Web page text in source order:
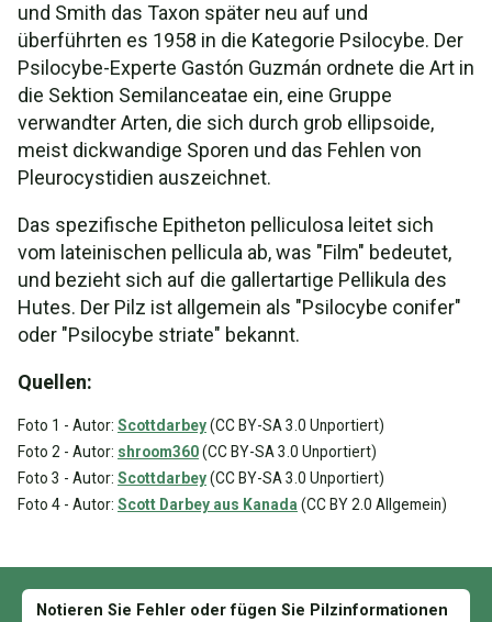
und Smith das Taxon später neu auf und
überführten es 1958 in die Kategorie Psilocybe. Der
Psilocybe-Experte Gastón Guzmán ordnete die Art in
die Sektion Semilanceatae ein, eine Gruppe
verwandter Arten, die sich durch grob ellipsoide,
meist dickwandige Sporen und das Fehlen von
Pleurocystidien auszeichnet.
Das spezifische Epitheton pelliculosa leitet sich
vom lateinischen pellicula ab, was "Film" bedeutet,
und bezieht sich auf die gallertartige Pellikula des
Hutes. Der Pilz ist allgemein als "Psilocybe conifer"
oder "Psilocybe striate" bekannt.
Quellen:
Foto 1 - Autor: Scottdarbey(CC BY-SA 3.0 Unportiert)
Foto 2 - Autor: shroom360(CC BY-SA 3.0 Unportiert)
Foto 3 - Autor: Scottdarbey(CC BY-SA 3.0 Unportiert)
Foto 4 - Autor: Scott Darbey aus Kanada (CC BY 2.0 Allgemein)